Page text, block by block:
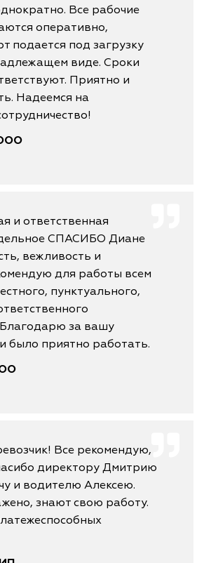
Все рабочие
оперативно,
подается под загрузку
виде. Сроки
Приятно и
Надеемся на
и ответственная
СПАСИБО Диане
вежливость и
для работы всем
пунктуального,
Благодарю за вашу
было приятно работать.
Все рекомендую,
директору Дмитрию
и водителю Алексею.
знают свою работу.